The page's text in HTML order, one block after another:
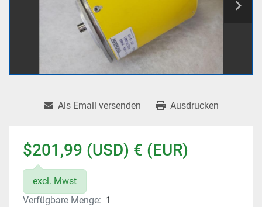
Als Email versenden Ausdrucken
$201,99 (USD) € (EUR)
excl. Mwst
Verfügbare Menge: 1